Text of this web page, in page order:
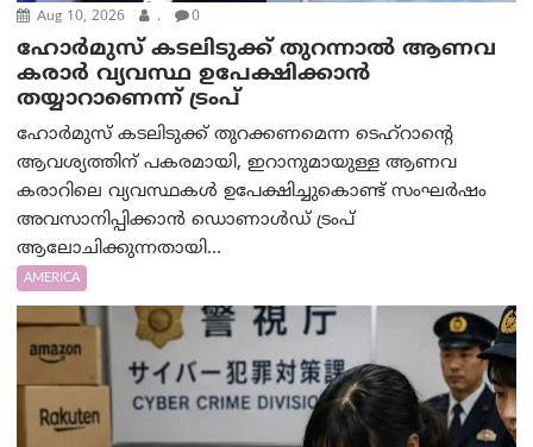
Aug 10, 2026 . 0
ഹോർമുസ് കടലിടുക്ക് തുറന്നാൽ ആണവ
കരാർ വ്യവസ്ഥ ഉപേക്ഷിക്കാൻ
തയ്യാറാണെന്ന് ട്രം‌പ്
ഹോർമുസ് കടലിടുക്ക് തുറക്കണമെന്ന ടെഹ്‌റാന്റെ
ആവശ്യത്തിന് പകരമായി, ഇറാനുമായുള്ള ആണവ
കരാറിലെ വ്യവസ്ഥകൾ ഉപേക്ഷിച്ചുകൊണ്ട് സംഘർഷം
അവസാനിപ്പിക്കാൻ ഡൊണാൾഡ് ട്രംപ്
ആലോചിക്കുന്നതായി...
AMERICA